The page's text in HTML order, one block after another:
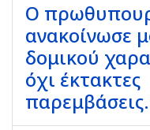
Ο
ανακοίνωσε
δομικού
όχι έκτακτες
παρεμβάσεις.